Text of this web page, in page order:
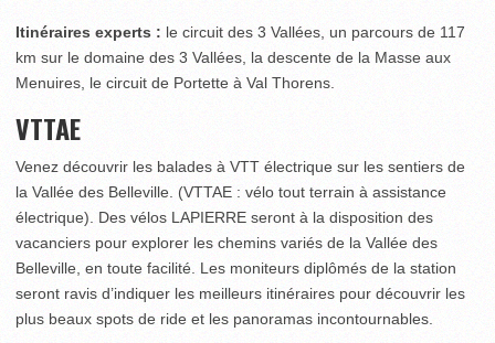
Itinéraires experts : le circuit des 3 Vallées, un parcours de 117
km sur le domaine des 3 Vallées, la descente de la Masse aux
Menuires, le circuit de Portette à Val Thorens.
VTTAE
Venez découvrir les balades à VTT électrique sur les sentiers de
la Vallée des Belleville. (VTTAE : vélo tout terrain à assistance
électrique). Des vélos LAPIERRE seront à la disposition des
vacanciers pour explorer les chemins variés de la Vallée des
Belleville, en toute facilité. Les moniteurs diplômés de la station
seront ravis d’indiquer les meilleurs itinéraires pour découvrir les
plus beaux spots de ride et les panoramas incontournables.